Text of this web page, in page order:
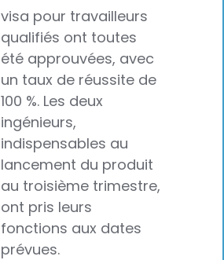
visa pour travailleurs
qualifiés ont toutes
été approuvées, avec
un taux de réussite de
100 %. Les deux
ingénieurs,
indispensables au
lancement du produit
au troisième trimestre,
ont pris leurs
fonctions aux dates
prévues.